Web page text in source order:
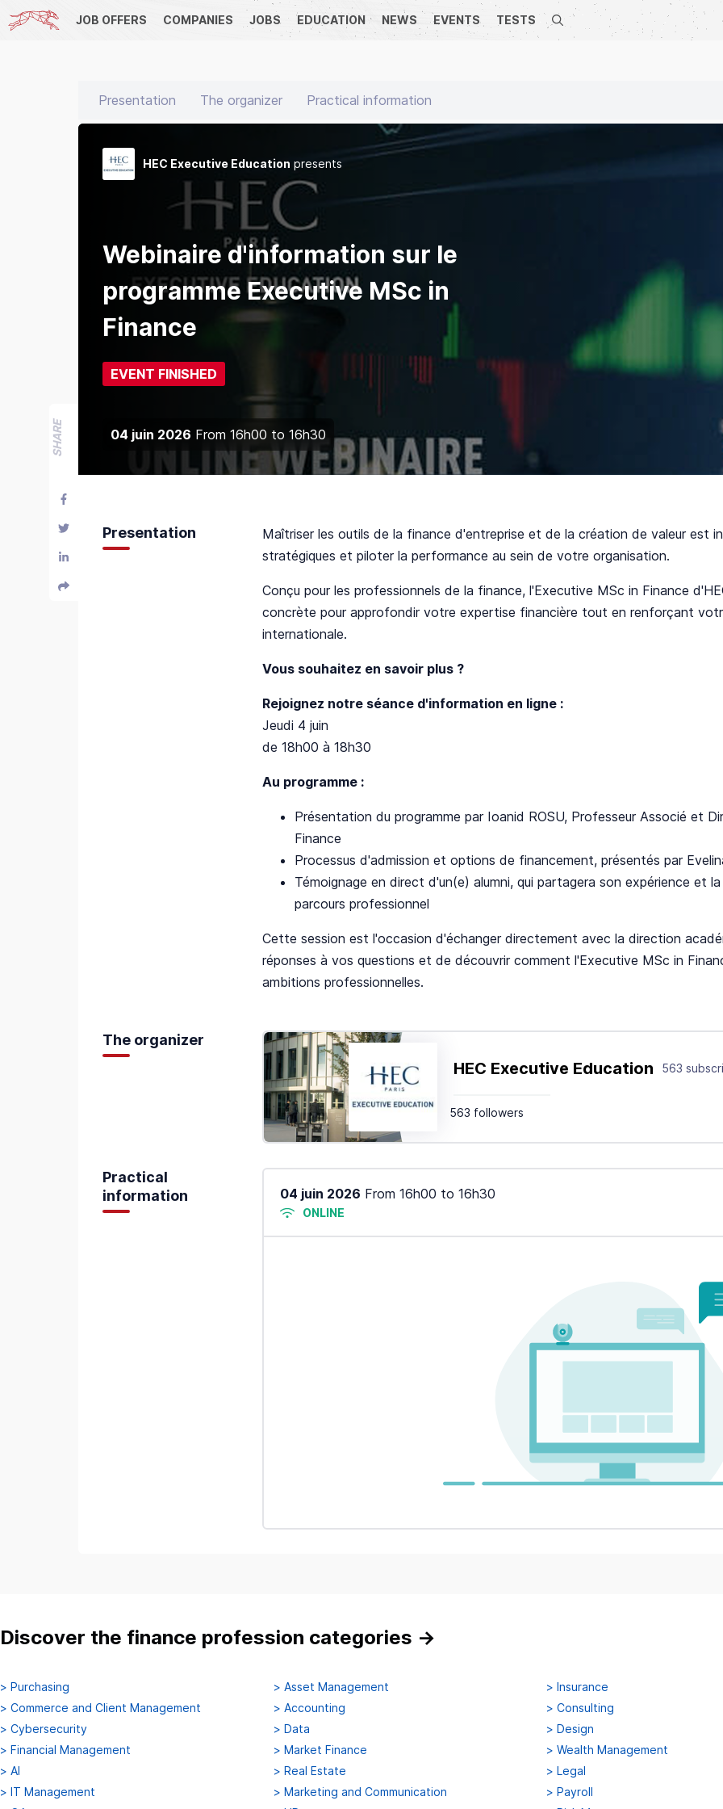
JOB OFFERS COMPANIES JOBS EDUCATION NEWS EVENTS TESTS Search
Presentation The organizer Practical information
SHARE
HEC Executive Education presents
Webinaire d'information sur le
programme Executive MSc in
Finance
EVENT FINISHED
04 juin 2026 From 16h00 to 16h30
Presentation
Maîtriser les outils de la finance d'entreprise et de la création de valeur est
stratégiques et piloter la performance au sein de votre organisation.
Conçu pour les professionnels de la finance, l'Executive MSc in Finance
concrète pour approfondir votre expertise financière tout en renforçant
internationale.
Vous souhaitez en savoir plus ?
Rejoignez notre séance d'information en ligne :
Jeudi 4 juin
de 18h00 à 18h30
Au programme :
Présentation du programme par Ioanid ROSU, Professeur Associé et
Finance
Processus d'admission et options de financement, présentés par
Témoignage en direct d'un(e) alumni, qui partagera son expérience et
parcours professionnel
Cette session est l'occasion d'échanger directement avec la direction
réponses à vos questions et de découvrir comment l'Executive MSc in
ambitions professionnelles.
The organizer
HEC Executive Education 563
563 followers
Practical
information
04 juin 2026 From 16h00 to 16h30
ONLINE
Discover the finance profession categories →
> Purchasing > Asset Management > Insurance
> Commerce and Client Management > Accounting > Consulting
> Cybersecurity > Data > Design
> Financial Management > Market Finance > Wealth Management
> AI > Real Estate > Legal
> IT Management > Marketing and Communication > Payroll